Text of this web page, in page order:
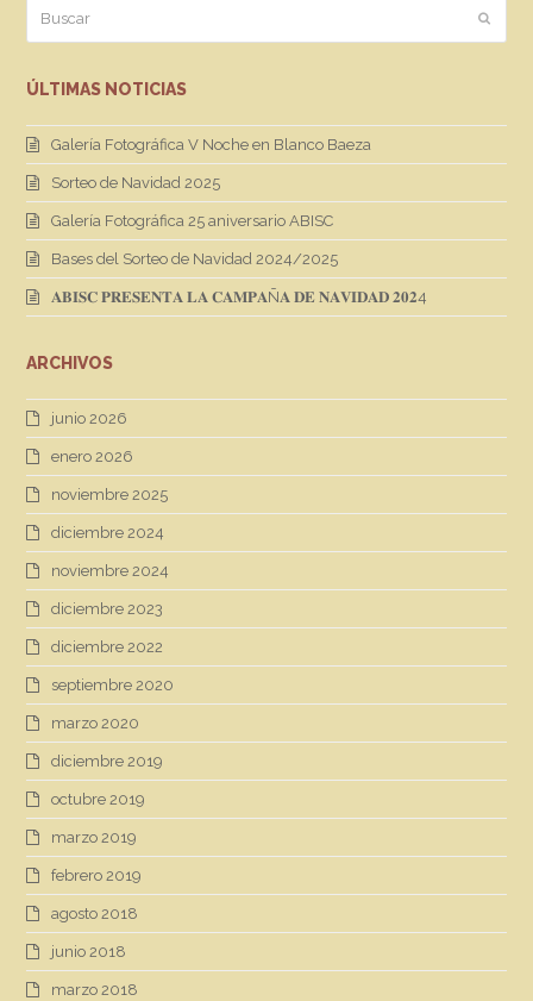
Enviar
ÚLTIMAS NOTICIAS
Galería Fotográfica V Noche en Blanco Baeza
Sorteo de Navidad 2025
Galería Fotográfica 25 aniversario ABISC
Bases del Sorteo de Navidad 2024/2025
𝐀𝐁𝐈𝐒𝐂 𝐏𝐑𝐄𝐒𝐄𝐍𝐓𝐀 𝐋𝐀 𝐂𝐀𝐌𝐏𝐀Ñ𝐀 𝐃𝐄 𝐍𝐀𝐕𝐈𝐃𝐀𝐃 𝟐𝟎𝟐4
ARCHIVOS
junio 2026
enero 2026
noviembre 2025
diciembre 2024
noviembre 2024
diciembre 2023
diciembre 2022
septiembre 2020
marzo 2020
diciembre 2019
octubre 2019
marzo 2019
febrero 2019
agosto 2018
junio 2018
marzo 2018